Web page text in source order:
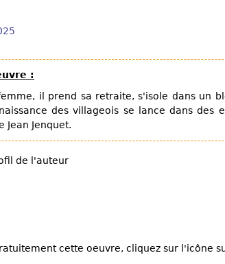
:
il prend sa retraite, s'isole dans un
des villageois se lance dans des
Jean Jenquet.
de l'auteur
cette oeuvre, cliquez sur l'icône